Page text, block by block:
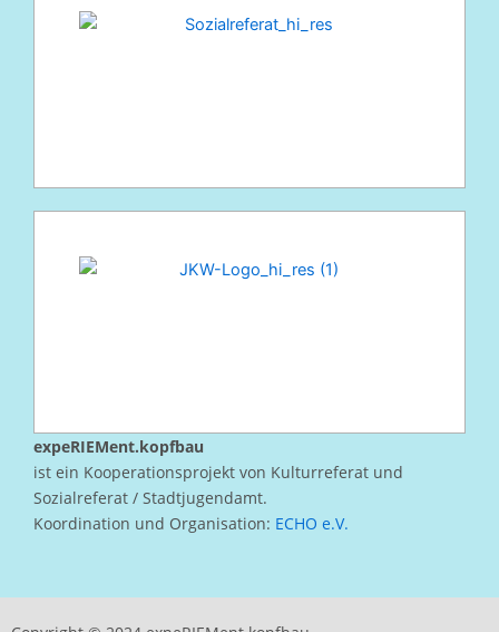
expeRIEMent.kopfbau
ist ein Kooperationsprojekt von Kulturreferat und
Sozialreferat / Stadtjugendamt.
Koordination und Organisation: ECHO e.V.